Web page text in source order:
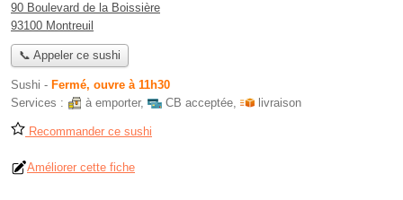
90 Boulevard de la Boissière
93100 Montreuil
📞 Appeler ce sushi
Sushi - Fermé, ouvre à 11h30
Services :
à emporter, CB acceptée, livraison
Recommander ce sushi
Améliorer cette fiche